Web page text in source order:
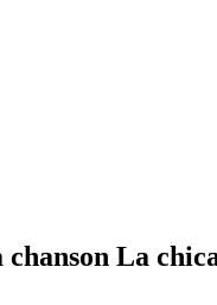
chanson La